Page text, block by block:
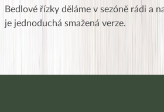
Bedlové řízky děláme v sezóně rádi a
je jednoduchá smažená verze.